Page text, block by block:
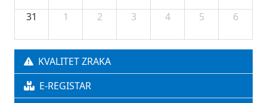
31 1 2 3 4 5 6
KVALITET ZRAKA
E-REGISTAR